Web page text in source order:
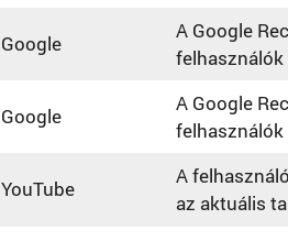
Google
A Google
Google
A Google
YouTube
A
az aktuális